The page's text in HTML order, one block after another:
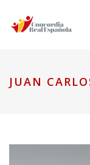
JUAN